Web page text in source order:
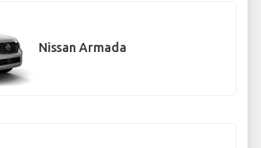
Nissan Armada